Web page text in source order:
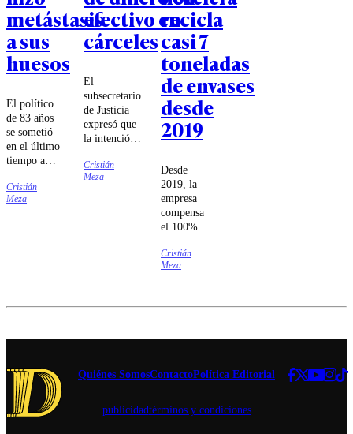
metástasis
a sus
huesos
El político
de 83 años
se sometió
en el último
tiempo a
contra el
cáncer de
Cristián
Meza
efectivo en
cárceles
El
subsecretario
de Justicia
expresó que
la intención
es elevar a
rango
Cristián
Meza
recicla
casi 7
toneladas
de envases
desde
2019
Desde
2019, la
empresa
compensa
el 100% del
que coloca
en el
empresa de
Reciclamos.
Cristián
Meza
Quiénes SomosContactoPolítica Editorial
publicidadtérminos y condiciones